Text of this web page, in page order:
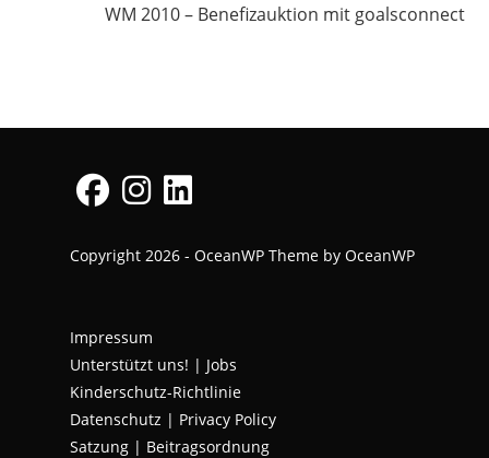
WM 2010 – Benefizauktion mit goalsconnect
in
tab
in
tab
in
Copyright 2026 - OceanWP Theme by OceanWP
Impressum
Unterstützt uns! | Jobs
Kinderschutz-Richtlinie
Datenschutz | Privacy Policy
Satzung | Beitragsordnung